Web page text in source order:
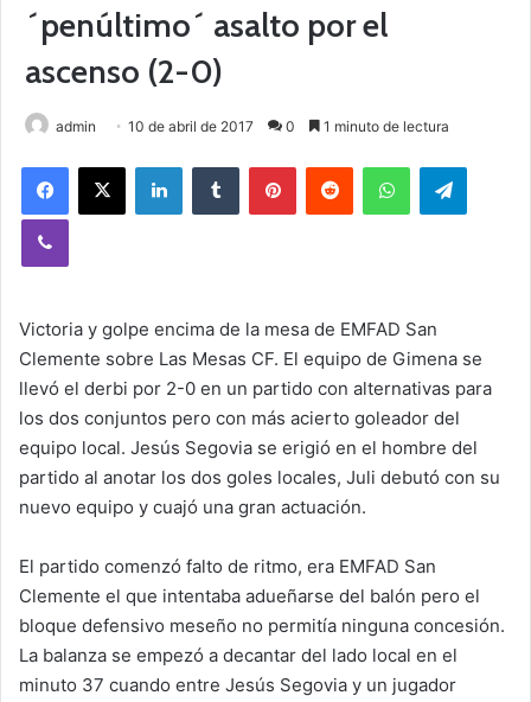
´penúltimo´ asalto por el
ascenso (2-0)
admin 10 de abril de 2017 0 1 minuto de lectura
Victoria y golpe encima de la mesa de EMFAD San
Clemente sobre Las Mesas CF. El equipo de Gimena se
llevó el derbi por 2-0 en un partido con alternativas para
los dos conjuntos pero con más acierto goleador del
equipo local. Jesús Segovia se erigió en el hombre del
partido al anotar los dos goles locales, Juli debutó con su
nuevo equipo y cuajó una gran actuación.
El partido comenzó falto de ritmo, era EMFAD San
Clemente el que intentaba adueñarse del balón pero el
bloque defensivo meseño no permitía ninguna concesión.
La balanza se empezó a decantar del lado local en el
minuto 37 cuando entre Jesús Segovia y un jugador